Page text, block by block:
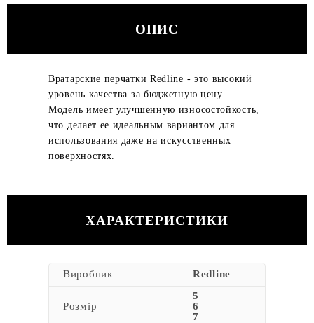
ОПИС
Вратарские перчатки Redline - это высокий
уровень качества за бюджетную цену.
Модель имеет улучшенную износостойкость,
что делает ее идеальным вариантом для
использования даже на искусственных
поверхностях.
ХАРАКТЕРИСТИКИ
Виробник Redline
Розмір
5
6
7